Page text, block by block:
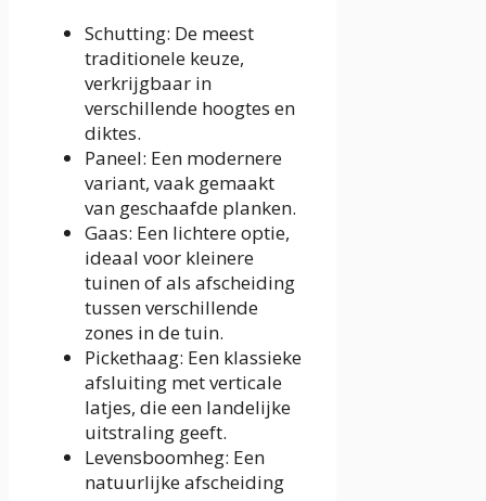
Schutting: De meest
traditionele keuze,
verkrijgbaar in
verschillende hoogtes en
diktes.
Paneel: Een modernere
variant, vaak gemaakt
van geschaafde planken.
Gaas: Een lichtere optie,
ideaal voor kleinere
tuinen of als afscheiding
tussen verschillende
zones in de tuin.
Pickethaag: Een klassieke
afsluiting met verticale
latjes, die een landelijke
uitstraling geeft.
Levensboomheg: Een
natuurlijke afscheiding